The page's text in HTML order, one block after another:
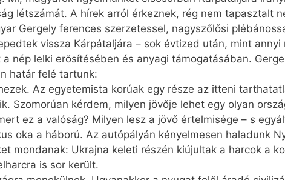
létszámát. A hírek arról érkeznek, rég nem tapasztalt
Gergely ferences szerzetessel, nagyszőlősi
vissza Kárpátaljára – sok évtized után, mint
nép lelki erősítésében és anyagi támogatásában.
határ felé tartunk:
Az egyetemista korúak egy része az itteni
Szomorúan kérdem, milyen jövője lehet egy olyan
ez a valóság? Milyen lesz a jövő értelmisége – s
oka a háború. Az autópályán kényelmesen haladunk
mondanak: Ukrajna keleti részén kiújultak a harcok a
is sor került.